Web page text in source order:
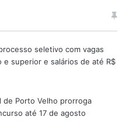
seletivo com vagas
e superior e salários de até R$
de Porto Velho prorroga
até 17 de agosto